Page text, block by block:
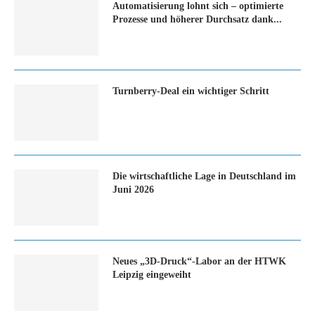
Automatisierung lohnt sich – optimierte
Prozesse und höherer Durchsatz dank...
Turn­ber­ry-Deal ein wich­ti­ger Schritt
Die wirtschaftliche Lage in Deutschland im
Juni 2026
Neues „3D-Druck“-Labor an der HTWK
Leipzig eingeweiht